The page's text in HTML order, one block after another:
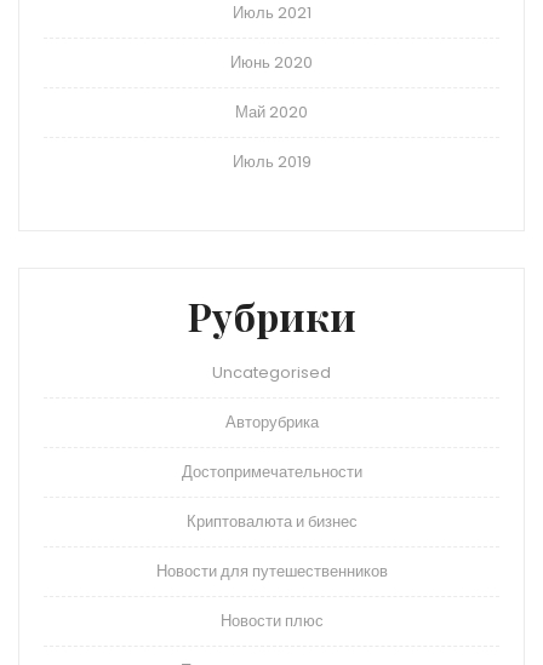
Июль 2021
Июнь 2020
Май 2020
Июль 2019
Рубрики
Uncategorised
Авторубрика
Достопримечательности
Криптовалюта и бизнес
Новости для путешественников
Новости плюс